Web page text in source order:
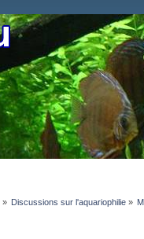
» Discussions sur l'aquariophilie»